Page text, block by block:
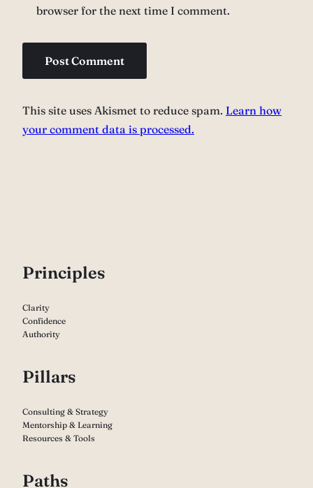
browser for the next time I comment.
This site uses Akismet to reduce spam. Learn how
your comment data is processed.
Principles
Clarity
Confidence
Authority
Pillars
Consulting & Strategy
Mentorship & Learning
Resources & Tools
Paths